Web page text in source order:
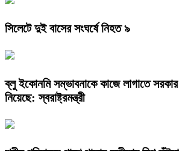
সিলেটে দুই বাসের সংঘর্ষে নিহত ৯
ব্লু ইকোনমি সম্ভাবনাকে কাজে লাগাতে সরকার
নিয়েছে: স্বরাষ্ট্রমন্ত্রী